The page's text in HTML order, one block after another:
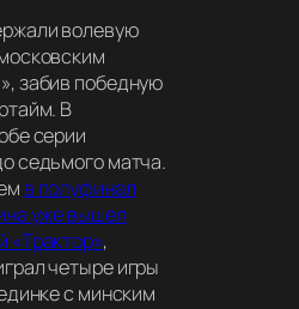
волевую
забив победную
В
серии
седьмого матча.
в полуфинал
уже вышел
«Трактор»,
четыре игры
с минским